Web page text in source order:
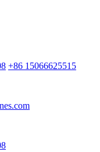
+86 15066625515